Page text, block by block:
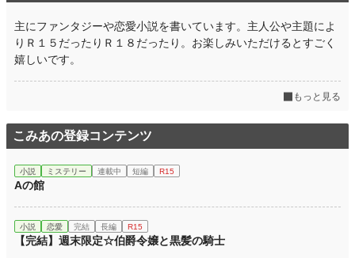
主にファンタジーや恋愛小説を書いています。主人公や主題によ
りＲ１５だったりＲ１８だったり。お楽しみいただけるとすごく
嬉しいです。
もっと見る
こみあの登録コンテンツ
小説 ミステリー 連載中 短編 R15
Aの館
小説 恋愛 完結 長編 R15
【完結】週末限定☆伯爵令嬢と黒髪の騎士